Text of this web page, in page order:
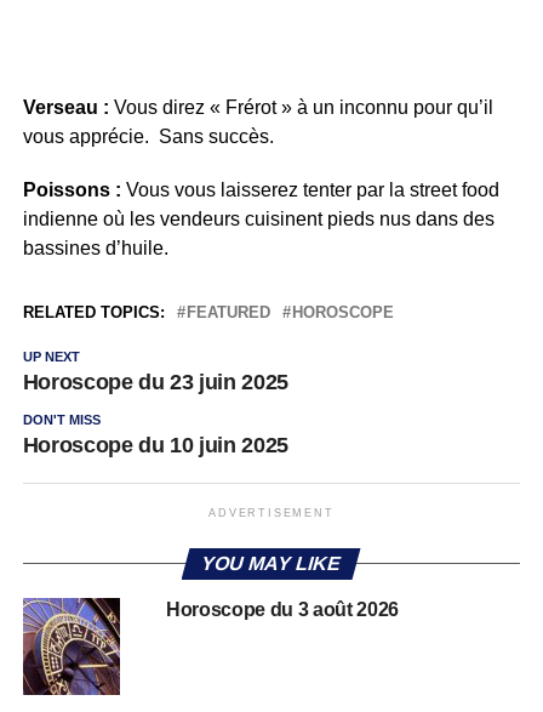
Verseau : Vous direz « Frérot » à un inconnu pour qu’il
vous apprécie. Sans succès.
Poissons : Vous vous laisserez tenter par la street food
indienne où les vendeurs cuisinent pieds nus dans des
bassines d’huile.
RELATED TOPICS: FEATURED HOROSCOPE
UP NEXT
Horoscope du 23 juin 2025
DON'T MISS
Horoscope du 10 juin 2025
ADVERTISEMENT
YOU MAY LIKE
Horoscope du 3 août 2026